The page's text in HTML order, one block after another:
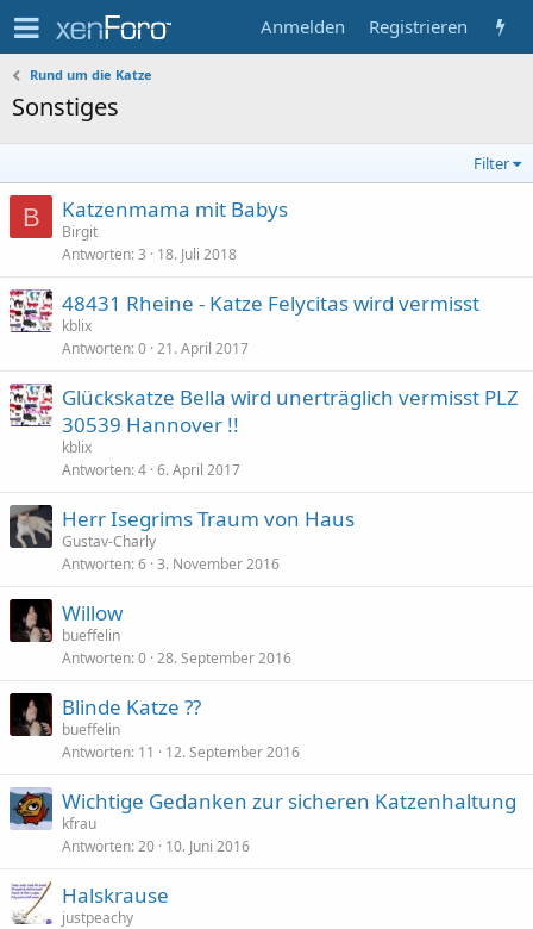
Anmelden Registrieren
Rund um die Katze
Sonstiges
Filter
B Katzenmama mit Babys
Birgit
Antworten 3 18. Juli 2018
48431 Rheine - Katze Felycitas wird vermisst
kblix
Antworten 0 21. April 2017
Glückskatze Bella wird unerträglich vermisst PLZ
30539 Hannover !!
kblix
Antworten 4 6. April 2017
Herr Isegrims Traum von Haus
Gustav-Charly
Antworten 6 3. November 2016
Willow
bueffelin
Antworten 0 28. September 2016
Blinde Katze ??
bueffelin
Antworten 11 12. September 2016
Wichtige Gedanken zur sicheren Katzenhaltung
kfrau
Antworten 20 10. Juni 2016
Halskrause
justpeachy